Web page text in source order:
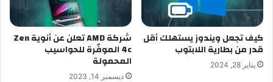
كيف تجعل ويندوز يستهلك أقل
قدر من بطارية اللابتوب
يناير 28, 2024
شركة AMD تعلن عن أنوية Zen
4c الموفّرة للحواسيب
المحمولة
ديسمبر 14, 2023